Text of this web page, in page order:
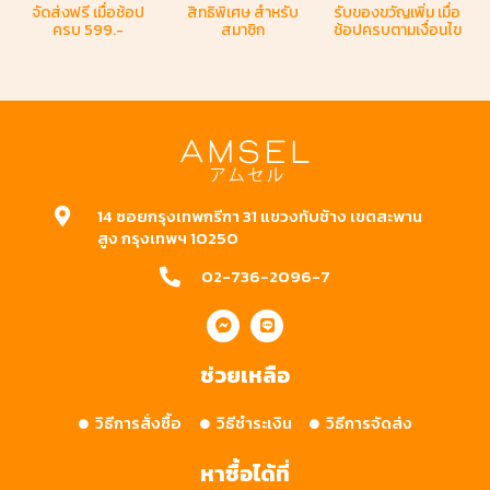
จัดส่งฟรีเมื่อช้อป
ครบ 599.-​
สิทธิพิเศษสำหรับ
สมาชิก
รับของขวัญเพิ่มเมื่อ
ช้อปครบตามเงื่อนไข
14 ซอยกรุงเทพกรีฑา 31 แขวงทับช้าง เขตสะพาน
สูง กรุงเทพฯ 10250
02-736-2096-7
ช่วยเหลือ
วิธีการสั่งซื้อ วิธีชำระเงิน วิธีการจัดส่ง
หาซื้อได้ที่